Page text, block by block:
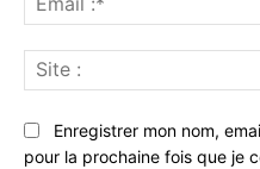
Enregistrer mon nom,
pour la prochaine fois que je